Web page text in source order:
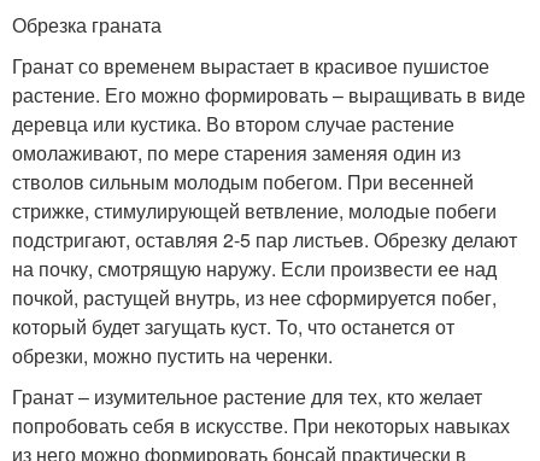
Обрезка граната
Гранат со временем вырастает в красивое пушистое
растение. Его можно формировать – выращивать в виде
деревца или кустика. Во втором случае растение
омолаживают, по мере старения заменяя один из
стволов сильным молодым побегом. При весенней
стрижке, стимулирующей ветвление, молодые побеги
подстригают, оставляя 2-5 пар листьев. Обрезку делают
на почку, смотрящую наружу. Если произвести ее над
почкой, растущей внутрь, из нее сформируется побег,
который будет загущать куст. То, что останется от
обрезки, можно пустить на черенки.
Гранат – изумительное растение для тех, кто желает
попробовать себя в искусстве. При некоторых навыках
из него можно формировать бонсай практически в